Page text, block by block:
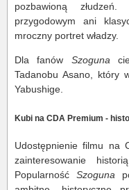
pozbawioną
przygodowym ani
mroczny portret władzy.
Dla fanów Szoguna
Tadanobu Asano, który
Yabushige.
Kubi na CDA Premium -
Udostępnienie filmu na
zainteresowanie
Popularność Szoguna